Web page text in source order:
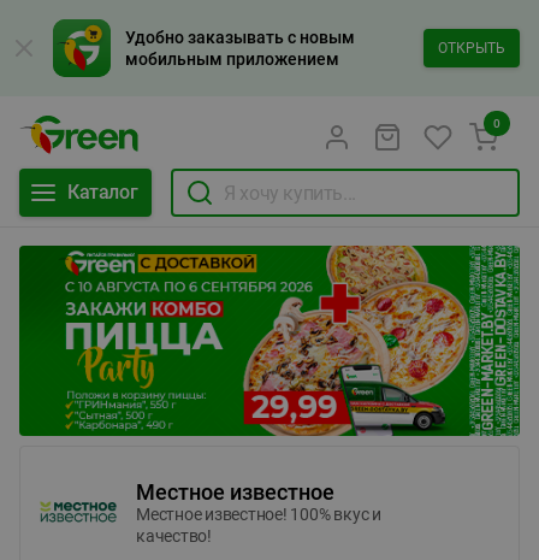
Удобно заказывать с новым
мобильным приложением
ОТКРЫТЬ
Каталог
0
Местное известное
Местное известное! 100% вкус и
качество!